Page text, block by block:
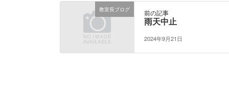
教室長ブログ 前の記事
雨天中止
2024年9月21日